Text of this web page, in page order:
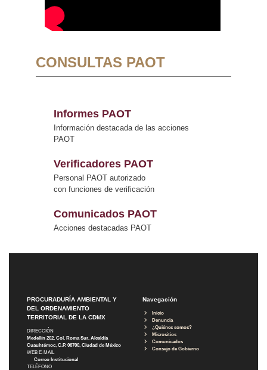
CONSULTAS PAOT
Informes PAOT
Información destacada de las acciones
PAOT
Verificadores PAOT
Personal PAOT autorizado
con funciones de verificación
Comunicados PAOT
Acciones destacadas PAOT
PROCURADURÍA AMBIENTAL Y
DEL ORDENAMIENTO
TERRITORIAL DE LA CDMX
DIRECCIÓN
Medellín 202, Col. Roma Sur, Alcaldía
Cuauhtémoc, C.P. 06700, Ciudad de México
WEB E-MAIL
Correo Institucional
TELÉFONO
Navegación
Inicio
Denuncia
¿Quiénes somos?
Micrositios
Comunicados
Consejo de Gobierno